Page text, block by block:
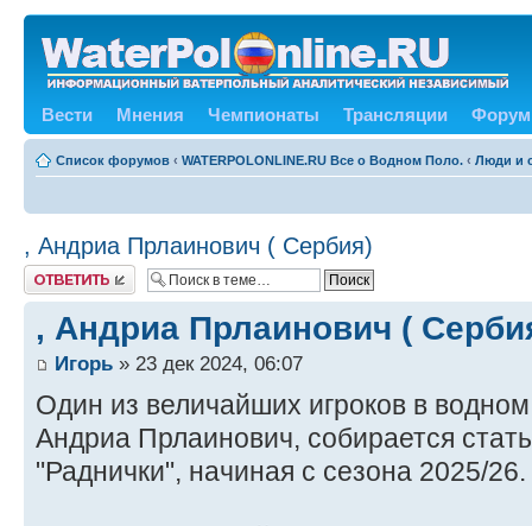
Вести Мнения Чемпионаты Трансляции Форум
Список форумов ‹ WATERPOLONLINE.RU Все о Водном Поло. ‹ Люди и
, Андриа Прлаинович ( Сербия)
Ответить
, Андриа Прлаинович (
Игорь » 23 дек 2024, 06:07
Один из величайших игроков в
Андриа Прлаинович, собирается
"Раднички", начиная с сезона 2025/26.